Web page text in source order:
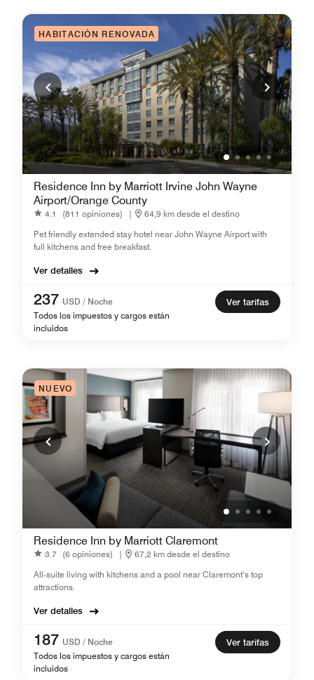
HABITACIÓN RENOVADA
Residence Inn by Marriott Irvine John Wayne
Airport/Orange County
4.1 (811 opiniones) |
64,9 km desde el destino
Pet friendly extended stay hotel near John Wayne Airport with
full kitchens and free breakfast.
Ver detalles
237 USD / Noche
Todos los impuestos y cargos están
incluidos
Ver tarifas
NUEVO
Residence Inn by Marriott Claremont
3.7 (6 opiniones) |
67,2 km desde el destino
All‑suite living with kitchens and a pool near Claremont’s top
attractions.
Ver detalles
187 USD / Noche
Todos los impuestos y cargos están
incluidos
Ver tarifas